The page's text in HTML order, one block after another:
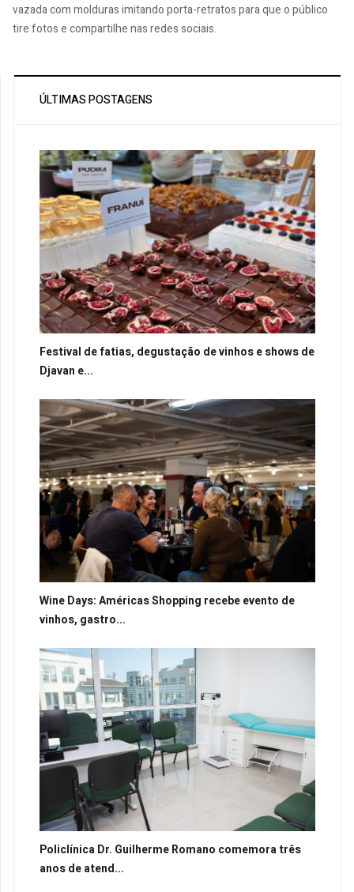
vazada com molduras imitando porta-retratos para que o público
tire fotos e compartilhe nas redes sociais.
ÚLTIMAS POSTAGENS
Festival de fatias, degustação de vinhos e shows de
Djavan e...
Wine Days: Américas Shopping recebe evento de
vinhos, gastro...
Policlínica Dr. Guilherme Romano comemora três
anos de atend...